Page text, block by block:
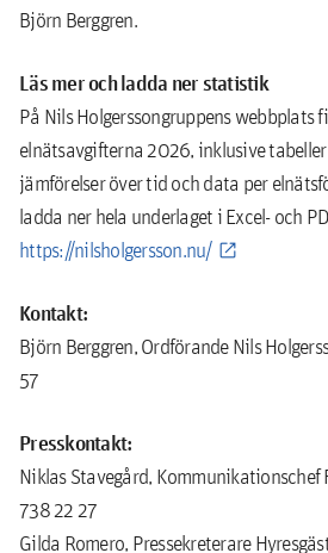
Björn Berggren.
Läs mer och ladda ner statistik
På Nils Holgerssongruppens webbplats
elnätsavgifterna 2026, inklusive
jämförelser över tid och data per
ladda ner hela underlaget i Excel- och
https://nilsholgersson.nu/
Kontakt:
Björn Berggren, Ordförande Nils
57
Presskontakt:
Niklas Stavegård,
738 22 27
Gilda Romero, Pressekreterare